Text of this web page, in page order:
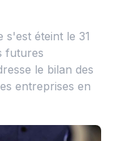
s'est éteint le 31
futures
le bilan des
entreprises en